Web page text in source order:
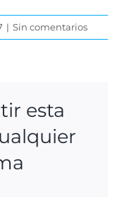
| Sin comentarios
esta